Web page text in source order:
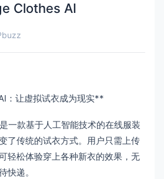
Clothes AI
：让虚拟试衣成为现实**
一款基于人工智能技术的在线服装
了传统的试衣方式。用户只需上传
轻松体验穿上各种新衣的效果，无
快递。